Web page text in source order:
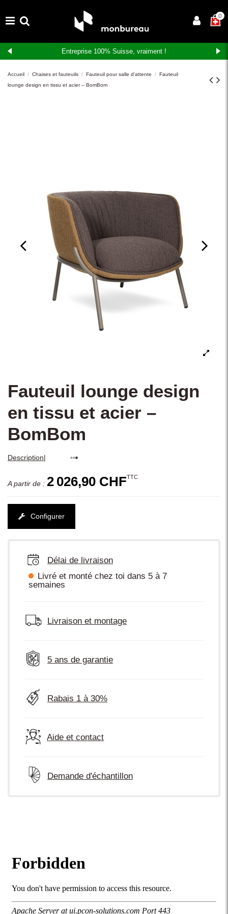
×0
Entreprise 100% Suisse, vraiment !
Accueil Chaises et fauteuils Fauteuil pour salle d'attente
Fauteuil
lounge design en tissu et acier – BomBom
Fauteuil lounge design
en tissu et acier –
BomBom
Description|
A partir de : 2 026,90 CHFTTC
Configurer
Délai de livraison
Livré et monté chez toi dans 5 à 7
semaines
Livraison et montage
5 ans de garantie
Rabais 1 à 30%
Aide et contact
Demande d'échantillon